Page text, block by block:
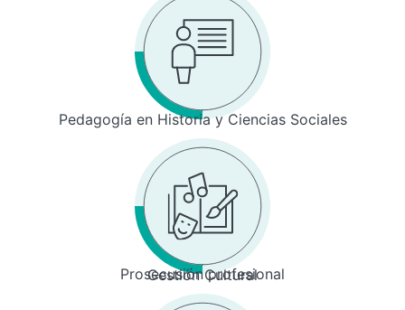
Pedagogía en Historia y Ciencias Sociales
Prosecusión profesional
Gestión Cultural